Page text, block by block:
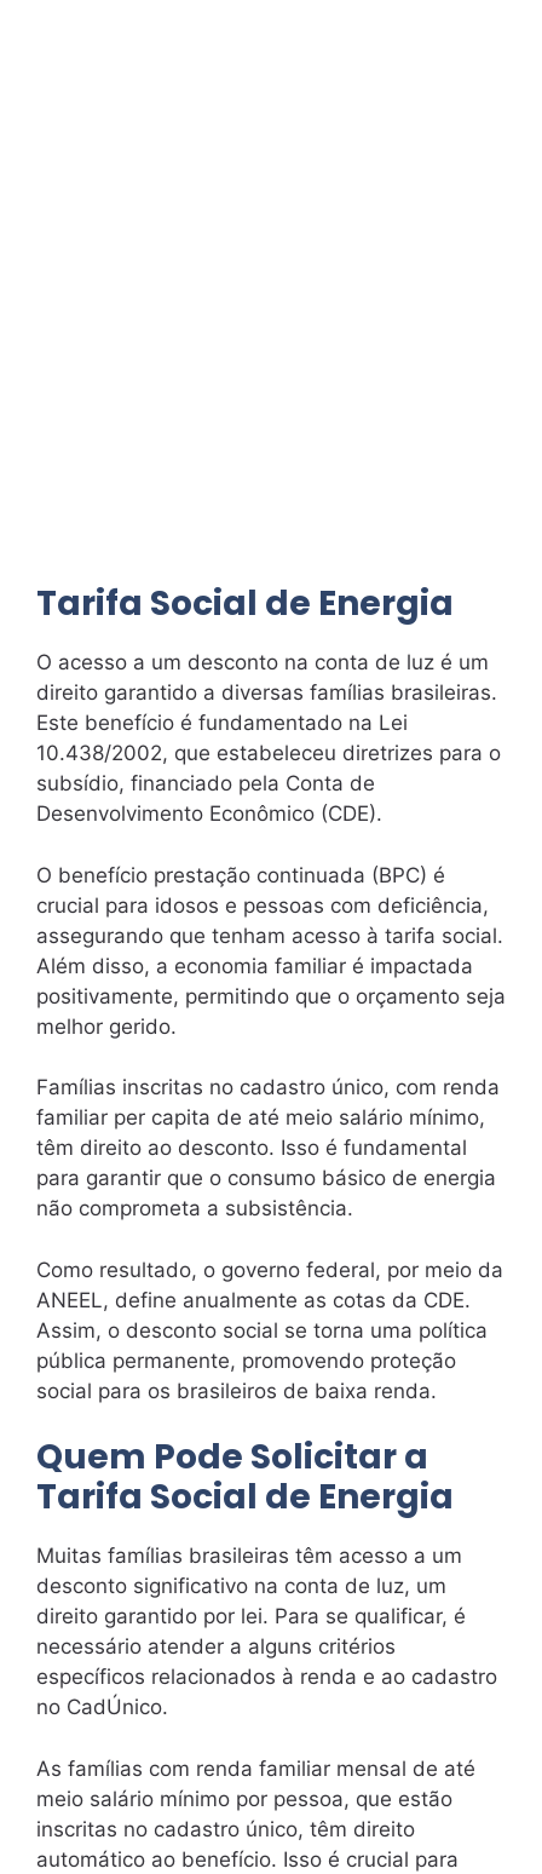
Tarifa Social de Energia
O acesso a um desconto na conta de luz é um
direito garantido a diversas famílias brasileiras.
Este benefício é fundamentado na Lei
10.438/2002, que estabeleceu diretrizes para o
subsídio, financiado pela Conta de
Desenvolvimento Econômico (CDE).
O benefício prestação continuada (BPC) é
crucial para idosos e pessoas com deficiência,
assegurando que tenham acesso à tarifa social.
Além disso, a economia familiar é impactada
positivamente, permitindo que o orçamento seja
melhor gerido.
Famílias inscritas no cadastro único, com renda
familiar per capita de até meio salário mínimo,
têm direito ao desconto. Isso é fundamental
para garantir que o consumo básico de energia
não comprometa a subsistência.
Como resultado, o governo federal, por meio da
ANEEL, define anualmente as cotas da CDE.
Assim, o desconto social se torna uma política
pública permanente, promovendo proteção
social para os brasileiros de baixa renda.
Quem Pode Solicitar a
Tarifa Social de Energia
Muitas famílias brasileiras têm acesso a um
desconto significativo na conta de luz, um
direito garantido por lei. Para se qualificar, é
necessário atender a alguns critérios
específicos relacionados à renda e ao cadastro
no CadÚnico.
As famílias com renda familiar mensal de até
meio salário mínimo por pessoa, que estão
inscritas no cadastro único, têm direito
automático ao benefício. Isso é crucial para